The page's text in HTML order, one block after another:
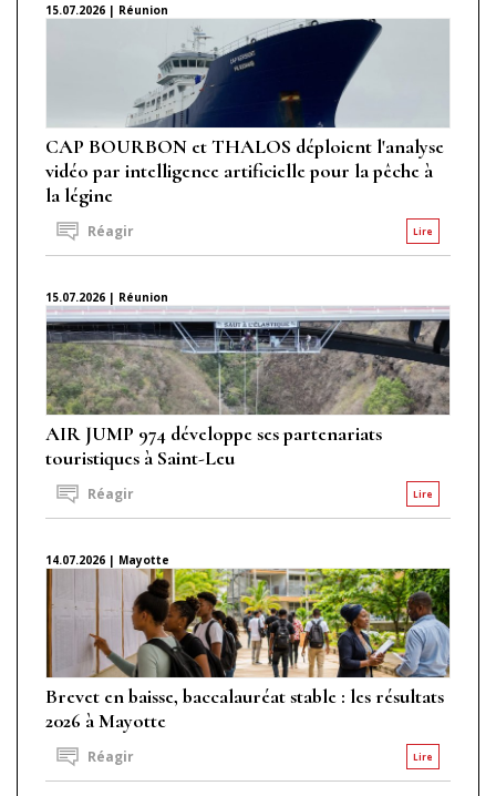
15.07.2026 | Réunion
CAP BOURBON et THALOS déploient l'analyse
vidéo par intelligence artificielle pour la pêche à
la légine
Lire
Réagir
15.07.2026 | Réunion
AIR JUMP 974 développe ses partenariats
touristiques à Saint-Leu
Lire
Réagir
14.07.2026 | Mayotte
Brevet en baisse, baccalauréat stable : les résultats
2026 à Mayotte
Lire
Réagir